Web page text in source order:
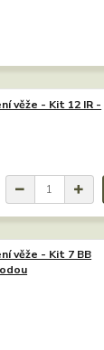
věže - Kit 12 IR -
věže - Kit 7 BB